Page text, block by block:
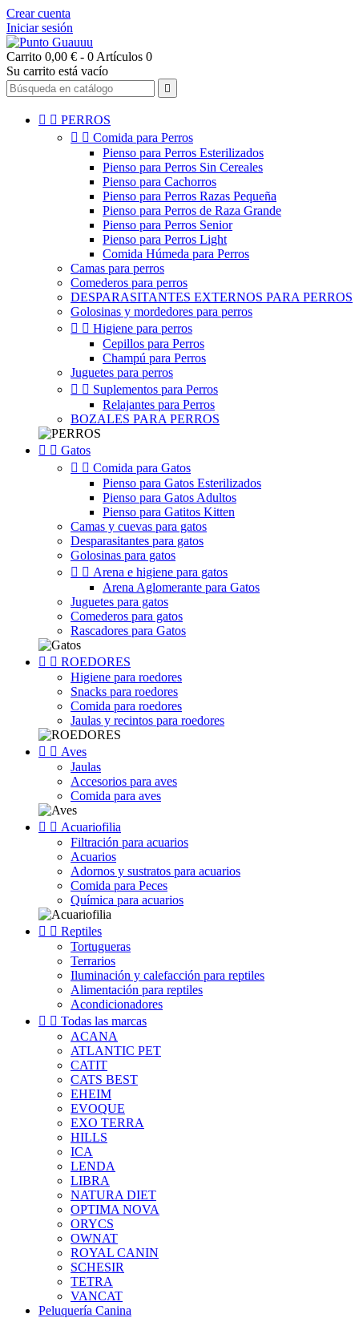
Crear cuenta
Iniciar sesión
Carrito 0,00 € - 0 Artículos 0
Su carrito está vacío

  PERROS
  Comida para Perros
Pienso para Perros Esterilizados
Pienso para Perros Sin Cereales
Pienso para Cachorros
Pienso para Perros Razas Pequeña
Pienso para Perros de Raza Grande
Pienso para Perros Senior
Pienso para Perros Light
Comida Húmeda para Perros
Camas para perros
Comederos para perros
DESPARASITANTES EXTERNOS PARA PERROS
Golosinas y mordedores para perros
  Higiene para perros
Cepillos para Perros
Champú para Perros
Juguetes para perros
  Suplementos para Perros
Relajantes para Perros
BOZALES PARA PERROS
  Gatos
  Comida para Gatos
Pienso para Gatos Esterilizados
Pienso para Gatos Adultos
Pienso para Gatitos Kitten
Camas y cuevas para gatos
Desparasitantes para gatos
Golosinas para gatos
  Arena e higiene para gatos
Arena Aglomerante para Gatos
Juguetes para gatos
Comederos para gatos
Rascadores para Gatos
  ROEDORES
Higiene para roedores
Snacks para roedores
Comida para roedores
Jaulas y recintos para roedores
  Aves
Jaulas
Accesorios para aves
Comida para aves
  Acuariofilia
Filtración para acuarios
Acuarios
Adornos y sustratos para acuarios
Comida para Peces
Química para acuarios
  Reptiles
Tortugueras
Terrarios
Iluminación y calefacción para reptiles
Alimentación para reptiles
Acondicionadores
  Todas las marcas
ACANA
ATLANTIC PET
CATIT
CATS BEST
EHEIM
EVOQUE
EXO TERRA
HILLS
ICA
LENDA
LIBRA
NATURA DIET
OPTIMA NOVA
ORYCS
OWNAT
ROYAL CANIN
SCHESIR
TETRA
VANCAT
Peluquería Canina